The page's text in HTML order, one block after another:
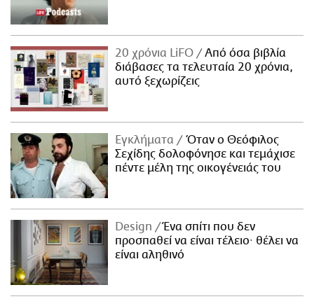
20 χρόνια LiFO
Από όσα βιβλία
διάβασες τα τελευταία 20 χρόνια,
αυτό ξεχωρίζεις
Εγκλήματα
Όταν ο Θεόφιλος
Σεχίδης δολοφόνησε και τεμάχισε
πέντε μέλη της οικογένειάς του
Design
Ένα σπίτι που δεν
προσπαθεί να είναι τέλειο· θέλει να
είναι αληθινό